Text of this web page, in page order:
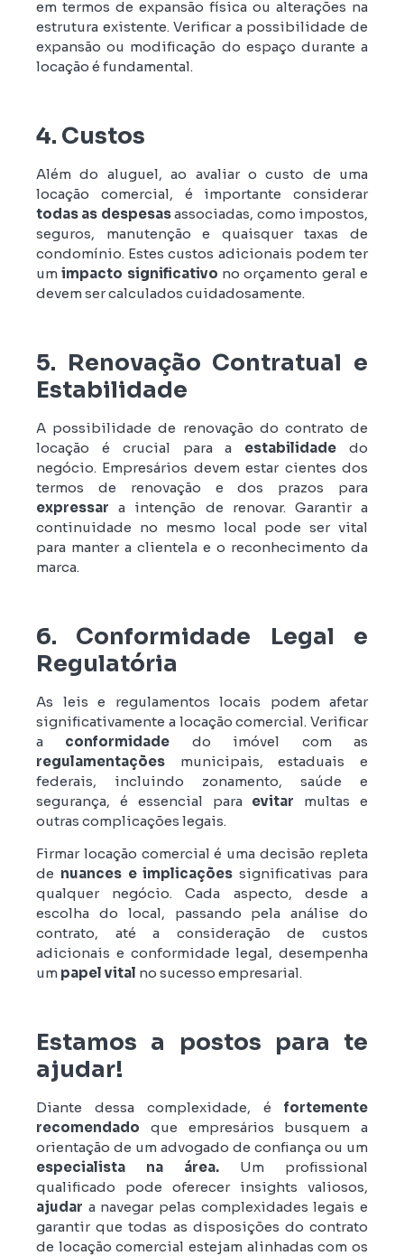
em termos de expansão física ou alterações na
estrutura existente. Verificar a possibilidade de
expansão ou modificação do espaço durante a
locação é fundamental.
4. Custos
Além do aluguel, ao avaliar o custo de uma
locação comercial, é importante considerar
todas as despesasassociadas, como impostos,
seguros, manutenção e quaisquer taxas de
condomínio. Estes custos adicionais podem ter
umimpacto significativo no orçamento geral e
devem ser calculados cuidadosamente.
5. Renovação Contratual e
Estabilidade
A possibilidade de renovação do contrato de
locação é crucial para a estabilidadedo
negócio. Empresários devem estar cientes dos
termos de renovação e dos prazos para
expressara intenção de renovar. Garantir a
continuidade no mesmo local pode ser vital
para manter a clientela e o reconhecimento da
marca.
6. Conformidade Legal e
Regulatória
As leis e regulamentos locais podem afetar
significativamente a locação comercial. Verificar
a conformidade do imóvel com as
regulamentações municipais, estaduais e
federais, incluindo zonamento, saúde e
segurança, é essencial para evitar multas e
outras complicações legais.
Firmar locação comercial é uma decisão repleta
de nuances e implicações significativas para
qualquer negócio. Cada aspecto, desde a
escolha do local, passando pela análise do
contrato, até a consideração de custos
adicionais e conformidade legal, desempenha
um papel vital no sucesso empresarial.
Estamos a postos para te
ajudar!
Diante dessa complexidade, é fortemente
recomendado que empresários busquem a
orientação de um advogado de confiança ou um
especialista na área. Um profissional
qualificado pode oferecer insights valiosos,
ajudar a navegar pelas complexidades legais e
garantir que todas as disposições do contrato
de locação comercial estejam alinhadas com os